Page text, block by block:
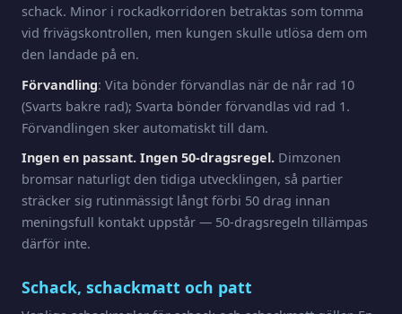
schack. Minor i rockadkorridoren betraktas som tomma
vid frivägskontrollen, men kungen skulle utlösa dem om
den landade på en.
Förvandling: Vita bönder förvandlas när de når rad 10
(Svarts bakre rad); Svarta bönder förvandlas vid rad 1.
Förvandlingen sker automatiskt till dam.
Ingen en passant. Ingen 50-dragsregel. Dimzonen
bromsar naturligt den tidiga utvecklingen, så partier
sträcker sig rutinmässigt långt förbi 50 drag innan
meningsfull kontakt uppstår — 50-dragsregeln tillämpas
därför inte.
Schack, schackmatt och patt